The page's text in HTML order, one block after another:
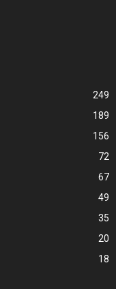
249
189
156
72
67
49
35
20
18